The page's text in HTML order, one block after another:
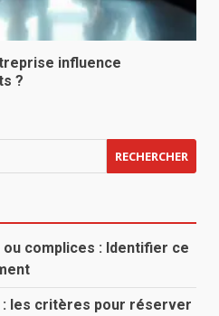
influence
?
complices : Identifier ce
les critères pour réserver